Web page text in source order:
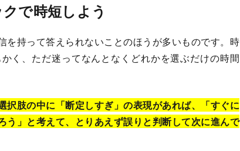
で時短しよう
を持って答えられないことのほうが多いものです。時
く、ただ迷ってなんとなくどれかを選ぶだけの時間
択肢の中に「断定しすぎ」の表現があれば、「すぐに
う」と考えて、とりあえず誤りと判断して次に進んで